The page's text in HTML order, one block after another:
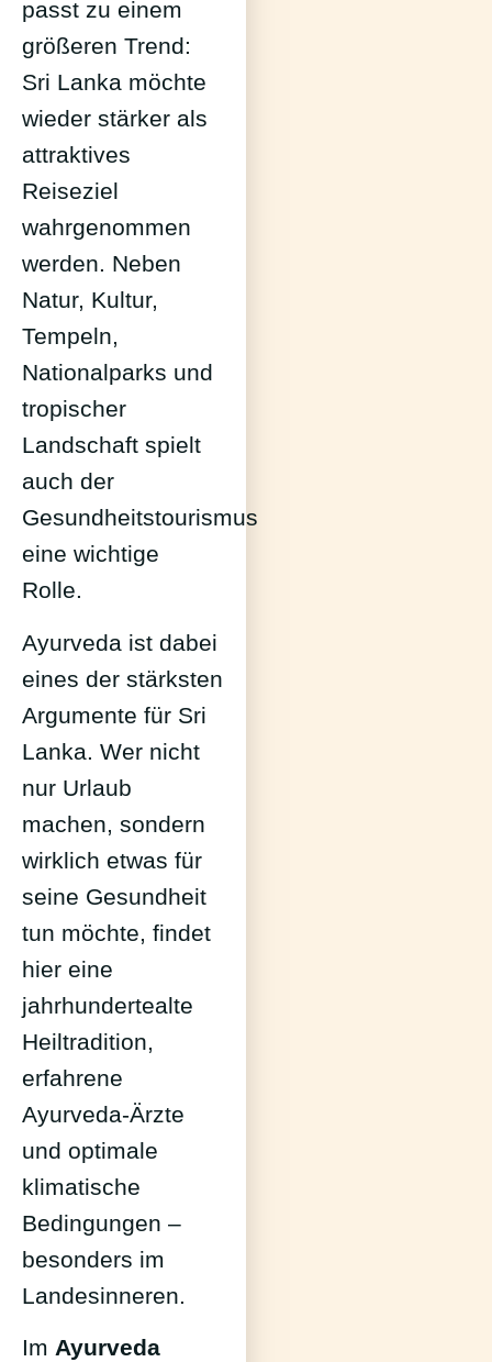
passt zu einem
größeren Trend:
Sri Lanka möchte
wieder stärker als
attraktives
Reiseziel
wahrgenommen
werden. Neben
Natur, Kultur,
Tempeln,
Nationalparks und
tropischer
Landschaft spielt
auch der
Gesundheitstourismus
eine wichtige
Rolle.
Ayurveda ist dabei
eines der stärksten
Argumente für Sri
Lanka. Wer nicht
nur Urlaub
machen, sondern
wirklich etwas für
seine Gesundheit
tun möchte, findet
hier eine
jahrhundertealte
Heiltradition,
erfahrene
Ayurveda-Ärzte
und optimale
klimatische
Bedingungen –
besonders im
Landesinneren.
Im Ayurveda